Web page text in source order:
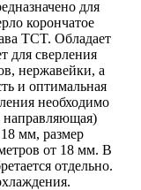
для
корончатое
TCT. Обладает
для сверления
нержавейки, а
и оптимальная
необходимо
мм, размер
от 18 мм. В
отдельно.